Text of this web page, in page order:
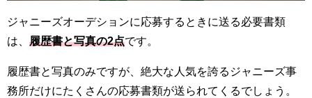
ジャニーズオーデションに応募するときに送る必要書類
は、 履歴書と写真の2点です。
履歴書と写真のみですが、絶大な人気を誇るジャニーズ事
務所だけにたくさんの応募書類が送られてくるでしょう。